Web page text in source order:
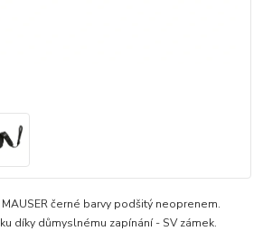
černé barvy podšitý neoprenem.
díky důmyslnému zapínání - SV zámek.